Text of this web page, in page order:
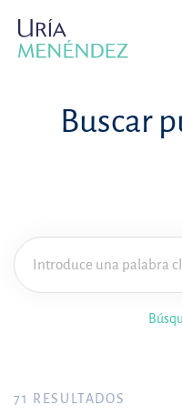
Buscar
71 RESULTADOS